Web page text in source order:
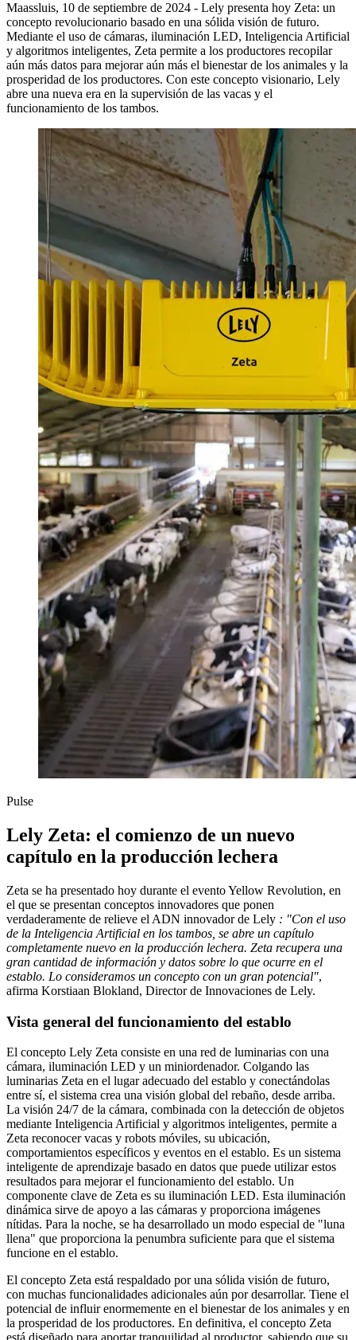
Maassluis, 10 de septiembre de 2024 - Lely presenta hoy Zeta: un
concepto revolucionario basado en una sólida visión de futuro.
Mediante el uso de cámaras, iluminación LED, Inteligencia Artificial
y algoritmos inteligentes, Zeta permite a los productores recopilar
aún más datos para mejorar aún más el bienestar de los animales y la
prosperidad de los productores. Con este concepto visionario, Lely
abre una nueva era en la supervisión de las vacas y el
funcionamiento de los tambos.
Pulse
Lely Zeta: el comienzo de un nuevo
capítulo en la producción lechera
Zeta se ha presentado hoy durante el evento Yellow Revolution, en
el que se presentan conceptos innovadores que ponen
verdaderamente de relieve el ADN innovador de Lely : "Con el uso
de la Inteligencia Artificial en los tambos, se abre un capítulo
completamente nuevo en la producción lechera. Zeta recupera una
gran cantidad de información y datos sobre lo que ocurre en el
establo. Lo consideramos un concepto con un gran potencial",
afirma Korstiaan Blokland, Director de Innovaciones de Lely.
Vista general del funcionamiento del establo
El concepto Lely Zeta consiste en una red de luminarias con una
cámara, iluminación LED y un miniordenador. Colgando las
luminarias Zeta en el lugar adecuado del establo y conectándolas
entre sí, el sistema crea una visión global del rebaño, desde arriba.
La visión 24/7 de la cámara, combinada con la detección de objetos
mediante Inteligencia Artificial y algoritmos inteligentes, permite a
Zeta reconocer vacas y robots móviles, su ubicación,
comportamientos específicos y eventos en el establo. Es un sistema
inteligente de aprendizaje basado en datos que puede utilizar estos
resultados para mejorar el funcionamiento del establo. Un
componente clave de Zeta es su iluminación LED. Esta iluminación
dinámica sirve de apoyo a las cámaras y proporciona imágenes
nítidas. Para la noche, se ha desarrollado un modo especial de "luna
llena" que proporciona la penumbra suficiente para que el sistema
funcione en el establo.
El concepto Zeta está respaldado por una sólida visión de futuro,
con muchas funcionalidades adicionales aún por desarrollar. Tiene el
potencial de influir enormemente en el bienestar de los animales y en
la prosperidad de los productores. En definitiva, el concepto Zeta